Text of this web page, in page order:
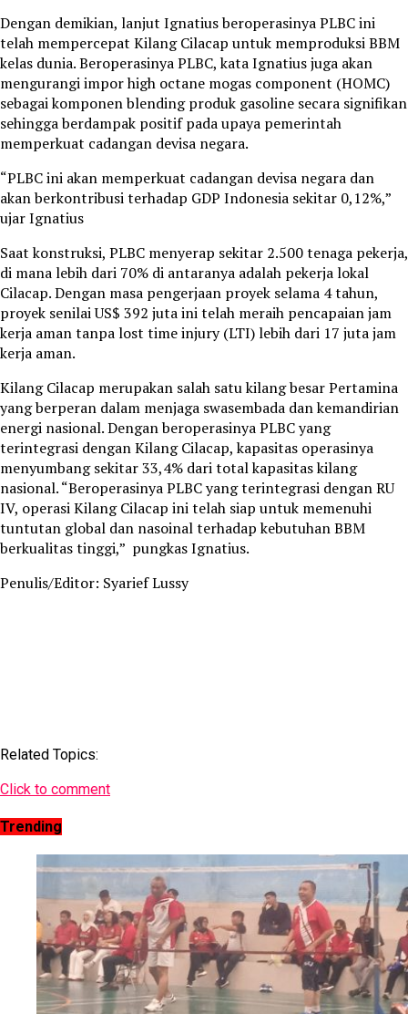
Dengan demikian, lanjut Ignatius beroperasinya PLBC ini
telah mempercepat Kilang Cilacap untuk memproduksi BBM
kelas dunia. Beroperasinya PLBC, kata Ignatius juga akan
mengurangi impor high octane mogas component (HOMC)
sebagai komponen blending produk gasoline secara signifikan
sehingga berdampak positif pada upaya pemerintah
memperkuat cadangan devisa negara.
“PLBC ini akan memperkuat cadangan devisa negara dan
akan berkontribusi terhadap GDP Indonesia sekitar 0,12%,”
ujar Ignatius
Saat konstruksi, PLBC menyerap sekitar 2.500 tenaga pekerja,
di mana lebih dari 70% di antaranya adalah pekerja lokal
Cilacap. Dengan masa pengerjaan proyek selama 4 tahun,
proyek senilai US$ 392 juta ini telah meraih pencapaian jam
kerja aman tanpa lost time injury (LTI) lebih dari 17 juta jam
kerja aman.
Kilang Cilacap merupakan salah satu kilang besar Pertamina
yang berperan dalam menjaga swasembada dan kemandirian
energi nasional. Dengan beroperasinya PLBC yang
terintegrasi dengan Kilang Cilacap, kapasitas operasinya
menyumbang sekitar 33,4% dari total kapasitas kilang
nasional. “Beroperasinya PLBC yang terintegrasi dengan RU
IV, operasi Kilang Cilacap ini telah siap untuk memenuhi
tuntutan global dan nasoinal terhadap kebutuhan BBM
berkualitas tinggi,” pungkas Ignatius.
Penulis/Editor: Syarief Lussy
Related Topics:
Click to comment
Trending